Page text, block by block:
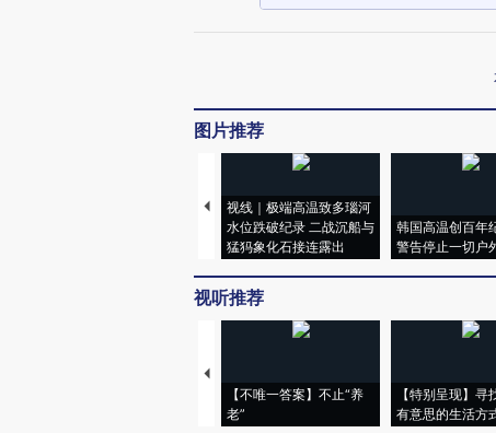
图片推荐
视线｜极端高温致多瑙河
水位跌破纪录 二战沉船与
猛犸象化石接连露出
韩国高温创百年
警告停止一切户
视听推荐
【不唯一答案】不止“养
老”
【特别呈现】寻
有意思的生活方